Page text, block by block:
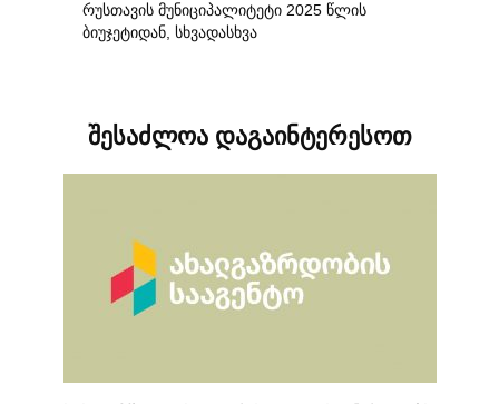
რუსთავის მუნიციპალიტეტი 2025 წლის
ბიუჯეტიდან, სხვადასხვა
შესაძლოა დაგაინტერესოთ